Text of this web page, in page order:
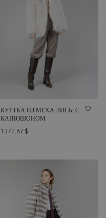
КУРТКА ИЗ МЕХА ЛИСЫ С
КАПЮШОНОМ
1372.67 $